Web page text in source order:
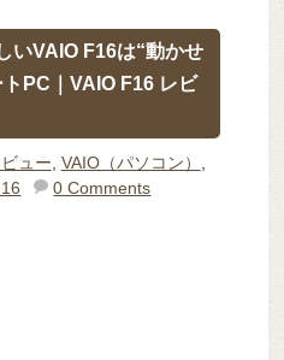
いVAIO F16は“動かせ
PC｜VAIO F16 レビ
ュー, VAIO（パソコン） ,
0 Comments